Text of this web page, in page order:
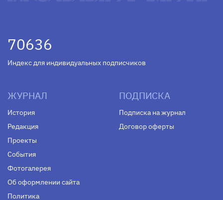
70636
Индекс для индивидуальных подписчиков
ЖУРНАЛ
История
Редакция
Проекты
События
Фотогалерея
Об оформлении сайта
Политика
ПОДПИСКА
Подписка на журнал
Договор оферты